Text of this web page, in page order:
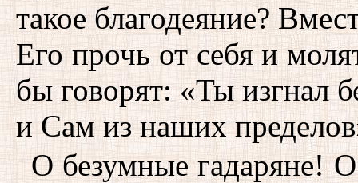
такое благодеяние?
Его прочь от себя и
бы говорят: «Ты изгнал
и Сам из наших
О безумные гадаряне!